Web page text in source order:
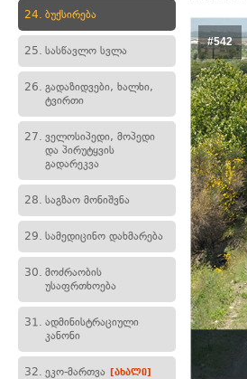
24. ბუქსირება
25. სასწავლო სვლა
26. გადაზიდვები, ხალხი,
ტვირთი
27. ველოსიპედი, მოპედი
და პირუტყვის
გადარეკვა
28. საგზაო მონიშვნა
29. სამედიცინო დახმარება
30. მოძრაობის
უსაფრთხოება
31. ადმინისტრაციული
კანონი
32. ეკო-მართვა [ახალი]
#542